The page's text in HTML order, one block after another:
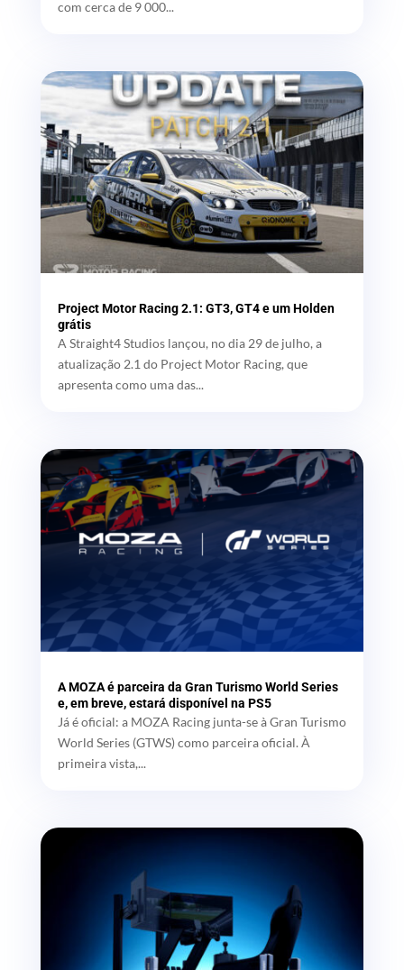
com cerca de 9 000...
Project Motor Racing 2.1: GT3, GT4 e um Holden
grátis
A Straight4 Studios lançou, no dia 29 de julho, a
atualização 2.1 do Project Motor Racing, que
apresenta como uma das...
A MOZA é parceira da Gran Turismo World Series
e, em breve, estará disponível na PS5
Já é oficial: a MOZA Racing junta-se à Gran Turismo
World Series (GTWS) como parceira oficial. À
primeira vista,...